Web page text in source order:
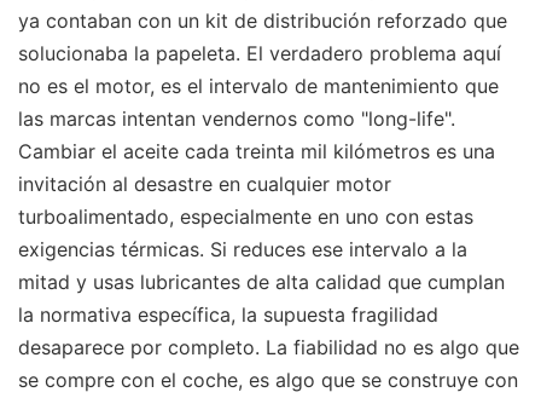
ya contaban con un kit de distribución reforzado que
solucionaba la papeleta. El verdadero problema aquí
no es el motor, es el intervalo de mantenimiento que
las marcas intentan vendernos como "long-life".
Cambiar el aceite cada treinta mil kilómetros es una
invitación al desastre en cualquier motor
turboalimentado, especialmente en uno con estas
exigencias térmicas. Si reduces ese intervalo a la
mitad y usas lubricantes de alta calidad que cumplan
la normativa específica, la supuesta fragilidad
desaparece por completo. La fiabilidad no es algo que
se compre con el coche, es algo que se construye con